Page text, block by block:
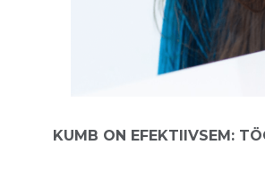
KUMB ON EFEKTIIVSEM: